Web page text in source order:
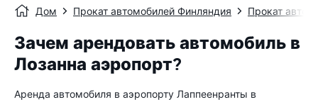
Дом Прокат автомобилей Финляндия Прокат
Зачем арендовать автомобиль в
Лозанна аэропорт?
Аренда автомобиля в аэропорту Лаппеенранты в